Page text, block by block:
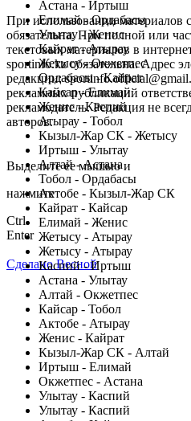
Астана - Иртыш
Елимай - Ордабасы
Улытау - Женис
Кайрат - Атырау
Жетысу - Окжетпес
Ордабасы - Кайрат
Кайсар - Елимай
Женис - Каспий
Атырау - Тобол
Кызыл-Жар СК - Жетысу
Иртыш - Улытау
Алтай - Астана
Тобол - Ордабасы
Актобе - Кызыл-Жар СК
Кайрат - Кайсар
Елимай - Женис
Жетысу - Атырау
Жетысу - Атырау
Каспий - Иртыш
Астана - Улытау
Алтай - Окжетпес
Кайсар - Тобол
Актобе - Атырау
Женис - Кайрат
Кызыл-Жар СК - Алтай
Иртыш - Елимай
Окжетпес - Астана
Улытау - Каспий
Улытау - Каспий
При использовании материалов
обязательна. При полной или
текстовых материалов в
sportinfo.kz обязательна. Адрес
редакции:
рекламных публикаций
рекламодатель. Редакция не
авторов.
Заметили ошибку в тексте?
Выделите ее мышью и
нажмите
Ctrl
Enter
Сделано Весной